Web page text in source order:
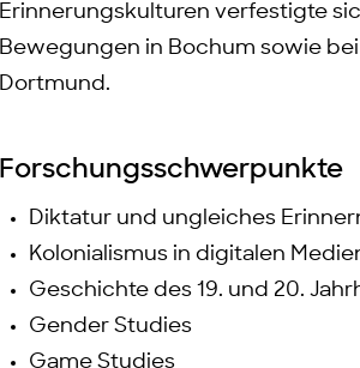
Erinnerungskulturen verfestigte
Bewegungen in Bochum sowie
Dortmund.
Forschungsschwerpunkte
Diktatur und ungleiches
Kolonialismus in digitalen
Geschichte des 19. und 20.
Gender Studies
Game Studies